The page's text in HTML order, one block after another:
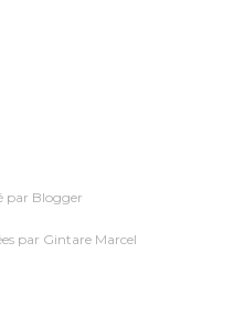
par Blogger
par Gintare Marcel